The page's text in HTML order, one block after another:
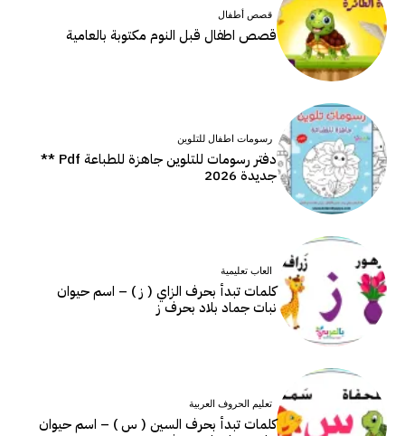
قصص أطفال
قصص اطفال قبل النوم مكتوبة بالعامية
رسومات اطفال للتلوين
دفتر رسومات للتلوين جاهزة للطباعة Pdf **
جديدة 2026
العاب تعليمية
كلمات تبدأ بحرف الزاي ( ز ) – اسم حيوان
نبات جماد بلاد بحرف ز
تعليم الحروف العربية
كلمات تبدأ بحرف السين ( س ) – اسم حيوان